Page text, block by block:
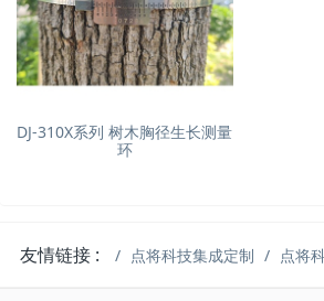
DJ-310X系列 树木胸径生长测量
环
友情链接 : 点将科技集成定制 点将